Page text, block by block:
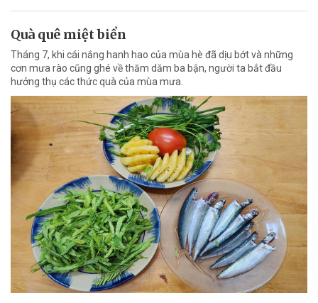
Quà quê miệt biển
Tháng 7, khi cái nắng hanh hao của mùa hè đã dịu bớt và những
cơn mưa rào cũng ghé về thăm dăm ba bận, người ta bắt đầu
hưởng thụ các thức quà của mùa mưa.